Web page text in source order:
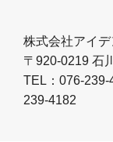
株式会社アイデ
〒920-0219 石
TEL：076-239-
239-4182